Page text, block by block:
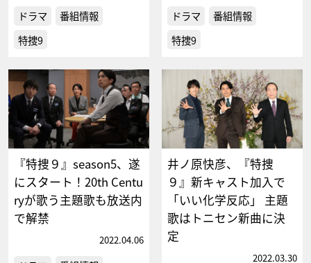
ドラマ
番組情報
特捜9
ドラマ
番組情報
特捜9
『特捜９』season5、遂
にスタート！20th Centu
ryが歌う主題歌も放送内
で解禁
2022.04.06
井ノ原快彦、『特捜
９』新キャスト加入で
「いい化学反応」 主題
歌はトニセン新曲に決
定
2022.03.30